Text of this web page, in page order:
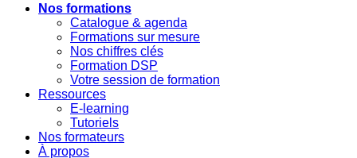
Nos formations
Catalogue & agenda
Formations sur mesure
Nos chiffres clés
Formation DSP
Votre session de formation
Ressources
E-learning
Tutoriels
Nos formateurs
À propos